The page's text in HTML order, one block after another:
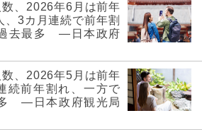
数、2026年6月は前年
3カ月連続で前年割
去最多 ―日本政府
数、2026年5月は前年
続前年割れ、一方で
―日本政府観光局